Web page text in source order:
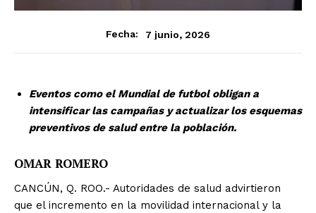
Fecha: 7 junio, 2026
Eventos como el Mundial de futbol obligan a
intensificar las campañas y actualizar los esquemas
preventivos de salud entre la población.
OMAR ROMERO
CANCÚN, Q. ROO.- Autoridades de salud advirtieron
que el incremento en la movilidad internacional y la